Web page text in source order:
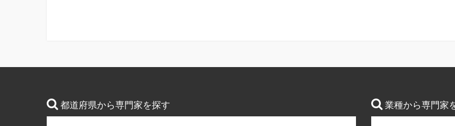
都道府県から専門家を探す 業種から専門家